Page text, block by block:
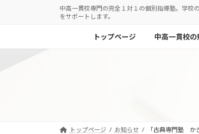
中高一貫校専門の完全１対１の個別指導塾。学校
をサポートします。
トップページ 中高一貫校
トップページ お知らせ 「古典専門塾 か